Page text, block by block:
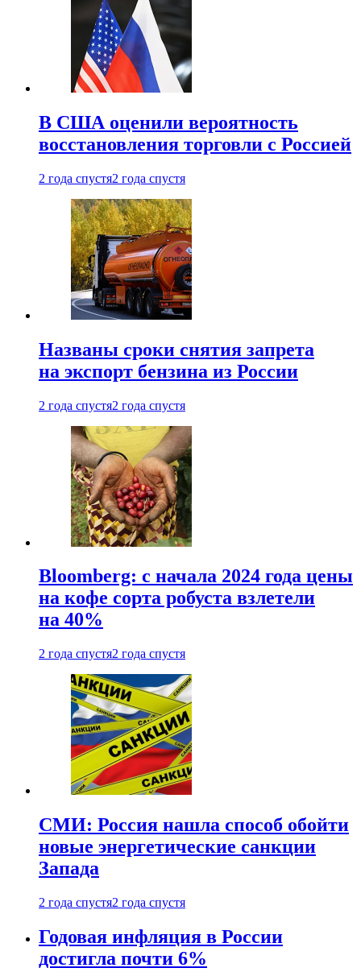
В США оценили вероятность
восстановления торговли с Россией
2 года спустя2 года спустя
Названы сроки снятия запрета
на экспорт бензина из России
2 года спустя2 года спустя
Bloomberg: с начала 2024 года цены
на кофе сорта робуста взлетели
на 40%
2 года спустя2 года спустя
СМИ: Россия нашла способ обойти
новые энергетические санкции
Запада
2 года спустя2 года спустя
Годовая инфляция в России
достигла почти 6%